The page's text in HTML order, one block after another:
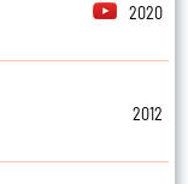
2020
2012